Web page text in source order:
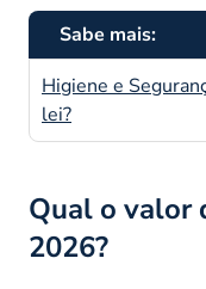
Sabe mais:
Higiene e
lei?
Qual o valor
2026?